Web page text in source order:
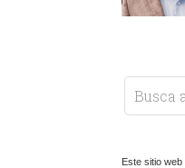
Este sitio